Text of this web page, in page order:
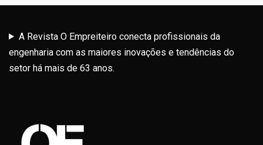
A Revista O Empreiteiro conecta profissionais da
engenharia com as maiores inovações e tendências do
setor há mais de 63 anos.